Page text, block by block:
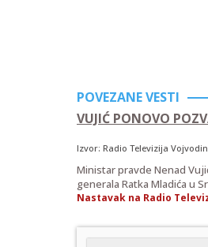
POVEZANE VESTI
VUJIĆ PONOVO
Izvor: Radio Televizija
Ministar pravde Nenad
generala Ratka Mladića u
Nastavak na Radio